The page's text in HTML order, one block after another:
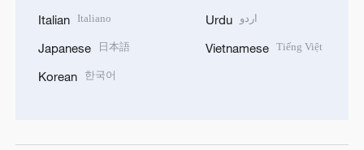
Italian Italiano
Japanese 日本語
Korean 한국어
Urdu اردو
Vietnamese Tiếng Việt